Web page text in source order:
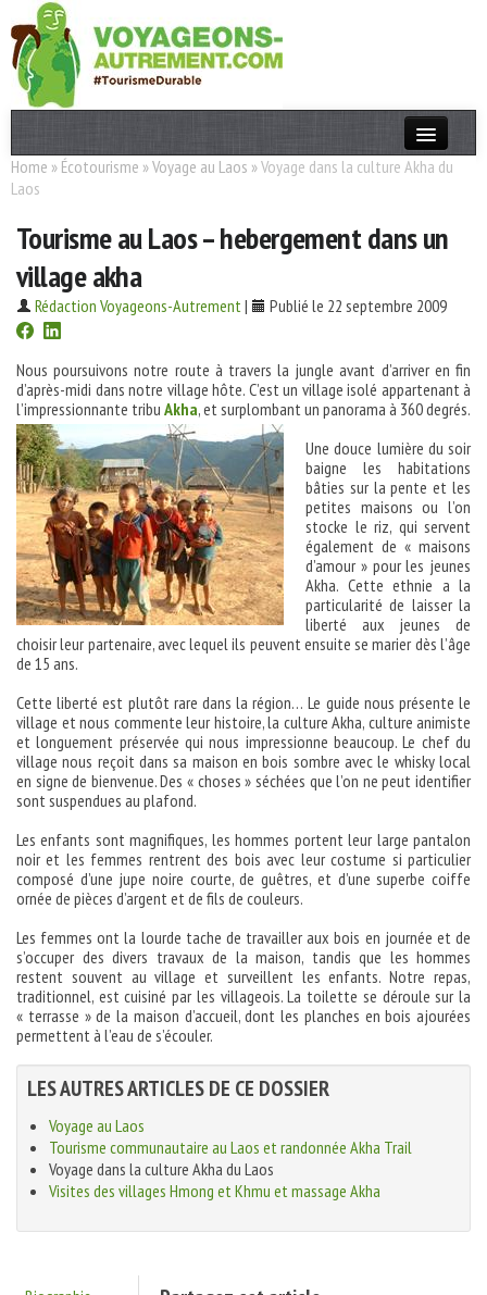
Actualités
Destinations
Acteurs
Thèmes
OK
Home » Écotourisme »Voyage au Laos »Voyage dans la culture Akha du
Laos
Tourisme au Laos – hebergement dans un
village akha
Rédaction Voyageons-Autrement| Publié le 22 septembre 2009
Nous poursuivons notre route à travers la jungle avant d’arriver en fin
d’après-midi dans notre village hôte. C’est un village isolé appartenant à
l’impressionnante tribu Akha, et surplombant un panorama à 360 degrés.
Une douce lumière du soir
baigne les habitations
bâties sur la pente et les
petites maisons ou l’on
stocke le riz, qui servent
également de « maisons
d’amour » pour les jeunes
Akha. Cette ethnie a la
particularité de laisser la
liberté aux jeunes de
choisir leur partenaire, avec lequel ils peuvent ensuite se marier dès l’âge
de 15 ans.
Cette liberté est plutôt rare dans la région… Le guide nous présente le
village et nous commente leur histoire, la culture Akha, culture animiste
et longuement préservée qui nous impressionne beaucoup. Le chef du
village nous reçoit dans sa maison en bois sombre avec le whisky local
en signe de bienvenue. Des « choses » séchées que l’on ne peut identifier
sont suspendues au plafond.
Les enfants sont magnifiques, les hommes portent leur large pantalon
noir et les femmes rentrent des bois avec leur costume si particulier
composé d’une jupe noire courte, de guêtres, et d’une superbe coiffe
ornée de pièces d’argent et de fils de couleurs.
Les femmes ont la lourde tache de travailler aux bois en journée et de
s’occuper des divers travaux de la maison, tandis que les hommes
restent souvent au village et surveillent les enfants. Notre repas,
traditionnel, est cuisiné par les villageois. La toilette se déroule sur la
« terrasse » de la maison d’accueil, dont les planches en bois ajourées
permettent à l’eau de s’écouler.
LES AUTRES ARTICLES DE CE DOSSIER
Voyage au Laos
Tourisme communautaire au Laos et randonnée Akha Trail
Voyage dans la culture Akha du Laos
Visites des villages Hmong et Khmu et massage Akha